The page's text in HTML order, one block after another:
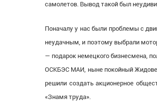
самолетов. Вывод такой был
Поначалу у нас были проблемы с
неудачным, и поэтому выбрали
— подарок немецкого бизнесмена,
ОСКБЭС МАИ, ныне покойный
решили создать акционерное
«Знамя труда».